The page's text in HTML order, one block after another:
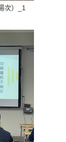
次）_1